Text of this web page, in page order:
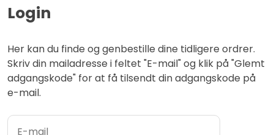
Login
Her kan du finde og genbestille dine tidligere ordrer.
Skriv din mailadresse i feltet "E-mail" og klik på "Glemt
adgangskode" for at få tilsendt din adgangskode på
e-mail.